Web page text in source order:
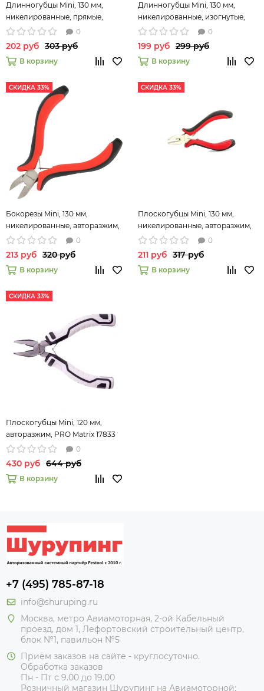
Длинногубцы Mini, 130 мм,
никелированные, прямые,
авторазжим, двухкомпонентные
рукоятки Matrix 17810
0
202 руб 303 руб
В корзину
Длинногубцы Mini, 130 мм,
никелированные, изогнутые,
авторазжим, двухкомпонентные
рукоятки Matrix 17812
0
199 руб 299 руб
В корзину
СКИДКА 33%
Бокорезы Mini, 130 мм,
никелированные, авторазжим,
двухкомпонентные рукоятки
Matrix 17814
0
213 руб 320 руб
В корзину
СКИДКА 33%
Плоскогубцы Mini, 130 мм,
никелированные, авторазжим,
двухкомпонентные рукоятки
Matrix 17816
0
211 руб 317 руб
В корзину
СКИДКА 33%
Плоскогубцы Mini, 120 мм,
авторазжим, PRO Matrix 17833
0
430 руб 644 руб
В корзину
+7 (495) 785-87-18
info@shuruping.ru
Москва, метро Авиамоторная, 2-ой Кабельный
проезд, дом 1, Лефортовский строительный центр,
блок №1, павильон №5
Приём заказов на сайте - круглосуточно.
Обработка заказов
Пн - Пт с 9.00 до 19.00
Розничный магазин Шурупинг на Авиамоторной: